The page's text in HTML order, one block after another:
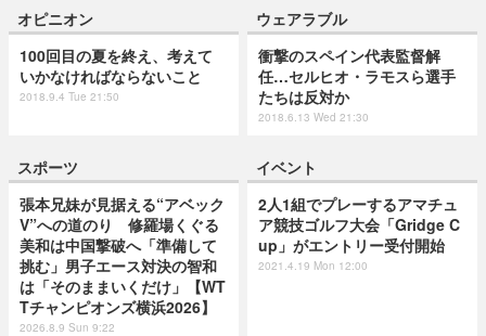
オピニオン
100回目の夏を終え、考えて
いかなければならないこと
2018.9.4 Tue 21:50
ウェアラブル
衝撃のスペイン代表監督解
任…セルヒオ・ラモスら選手
たちは反対か
2018.6.13 Wed 21:30
スポーツ
張本兄妹が見据える“アベック
V”への道のり 修羅場くぐる
美和は中国撃破へ「準備して
挑む」男子エース対決の智和
は「そのままいくだけ」【WT
Tチャンピオンズ横浜2026】
2026.8.9 Sun 9:22
イベント
2人1組でプレーするアマチュ
ア競技ゴルフ大会「Gridge C
up」がエントリー受付開始
2021.4.19 Mon 12:00